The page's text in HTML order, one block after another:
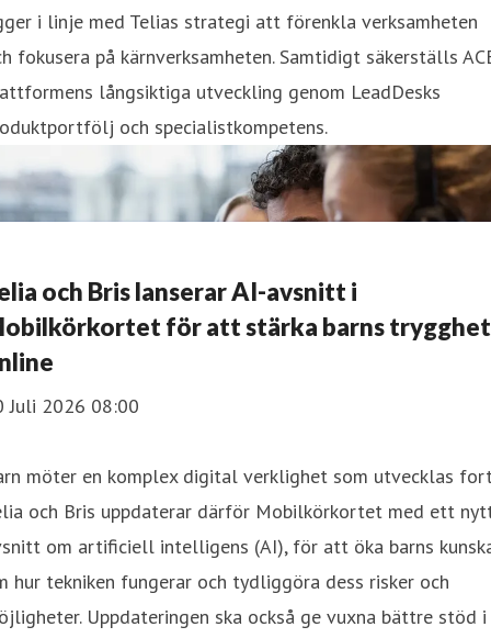
i linje med Telias strategi att förenkla verksamheten
fokusera på kärnverksamheten. Samtidigt säkerställs
långsiktiga utveckling genom LeadDesks
och specialistkompetens.
och Bris lanserar AI-avsnitt i
för att stärka barns trygghet
Juli 2026 08:00
möter en komplex digital verklighet som utvecklas
och Bris uppdaterar därför Mobilkörkortet med ett
om artificiell intelligens (AI), för att öka barns
hur tekniken fungerar och tydliggöra dess risker och
Uppdateringen ska också ge vuxna bättre stöd i